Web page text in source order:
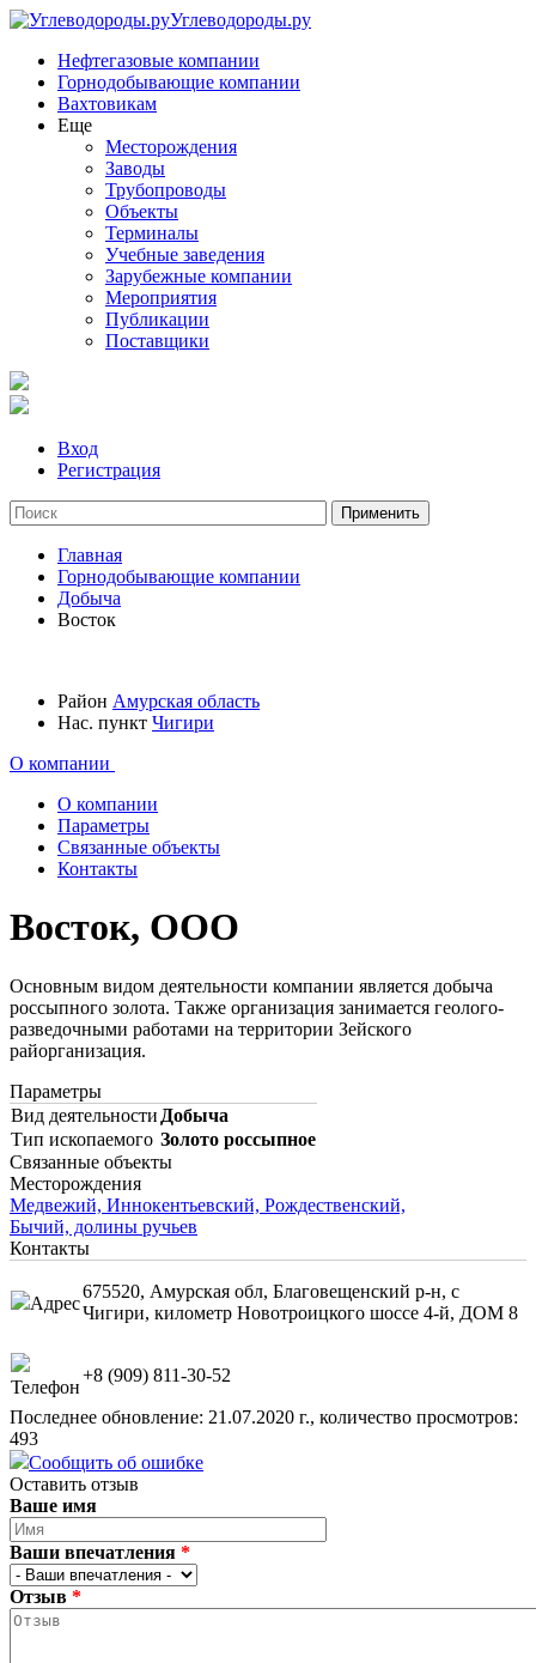
Углеводороды.ру
Нефтегазовые компании
Горнодобывающие компании
Вахтовикам
Еще
Месторождения
Заводы
Трубопроводы
Объекты
Терминалы
Учебные заведения
Зарубежные компании
Мероприятия
Публикации
Поставщики
Вход
Регистрация
Главная
Горнодобывающие компании
Добыча
Восток
Район Амурская область
Нас. пункт Чигири
О компании
О компании
Параметры
Связанные объекты
Контакты
Восток, ООО
Основным видом деятельности компании является добыча
россыпного золота. Также организация занимается геолого-
разведочными работами на территории Зейского
райорганизация.
Параметры
Вид деятельности Добыча
Тип ископаемого Золото россыпное
Связанные объекты
Месторождения
Медвежий, Иннокентьевский, Рождественский,
Бычий, долины ручьев
Контакты
Адрес
675520, Амурская обл, Благовещенский р-н, с
Чигири, километр Новотроицкого шоссе 4-й, ДОМ 8
Телефон
+8 (909) 811-30-52
Последнее обновление: 21.07.2020 г., количество просмотров:
493
Сообщить об ошибке
Оставить отзыв
Ваше имя
Ваши впечатления *
Отзыв *